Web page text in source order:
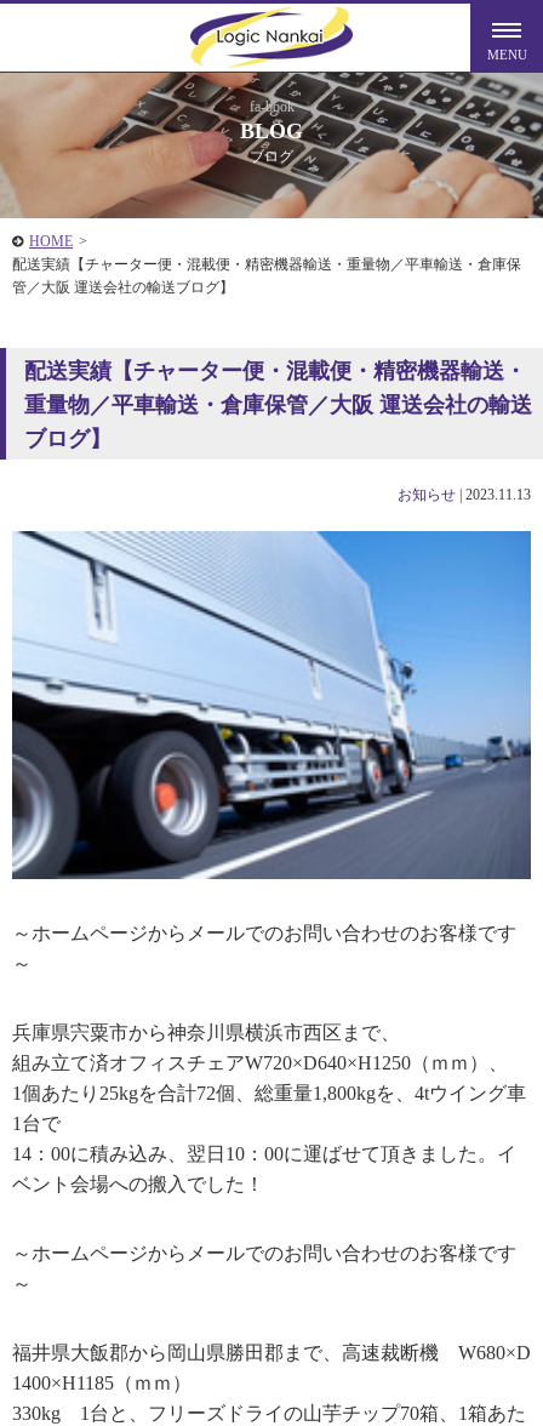
fa-book
BLOG
ブログ
HOME >
配送実績【チャーター便・混載便・精密機器輸送・重量物／平車輸送・倉庫保
管／大阪 運送会社の輸送ブログ】
配送実績【チャーター便・混載便・精密機器輸送・
重量物／平車輸送・倉庫保管／大阪 運送会社の輸送
ブログ】
お知らせ 2023.11.13
～ホームページからメールでのお問い合わせのお客様です
～
兵庫県宍粟市から神奈川県横浜市西区まで、
組み立て済オフィスチェアW720×D640×H1250 （ｍｍ）、
1個あたり 25kgを合計72個、総重量1,800kgを、4tウイング車
1 台で
14 ： 00に積み込み、翌日 10 ： 00に運ばせて頂きました。イ
ベント会場への搬入でした！
～ホームページからメールでのお問い合わせのお客様です
～
福井県大飯郡から岡山県勝田郡まで、高速裁断機 W680×D
1400×H1185 （ｍｍ）
330kg 1 台と、フリーズドライの山芋チップ70箱、 1箱あた